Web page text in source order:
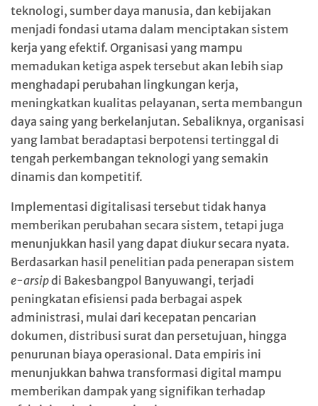
teknologi, sumber daya manusia, dan kebijakan
menjadi fondasi utama dalam menciptakan sistem
kerja yang efektif. Organisasi yang mampu
memadukan ketiga aspek tersebut akan lebih siap
menghadapi perubahan lingkungan kerja,
meningkatkan kualitas pelayanan, serta membangun
daya saing yang berkelanjutan. Sebaliknya, organisasi
yang lambat beradaptasi berpotensi tertinggal di
tengah perkembangan teknologi yang semakin
dinamis dan kompetitif.
Implementasi digitalisasi tersebut tidak hanya
memberikan perubahan secara sistem, tetapi juga
menunjukkan hasil yang dapat diukur secara nyata.
Berdasarkan hasil penelitian pada penerapan sistem
e-arsipdi Bakesbangpol Banyuwangi, terjadi
peningkatan efisiensi pada berbagai aspek
administrasi, mulai dari kecepatan pencarian
dokumen, distribusi surat dan persetujuan, hingga
penurunan biaya operasional. Data empiris ini
menunjukkan bahwa transformasi digital mampu
memberikan dampak yang signifikan terhadap